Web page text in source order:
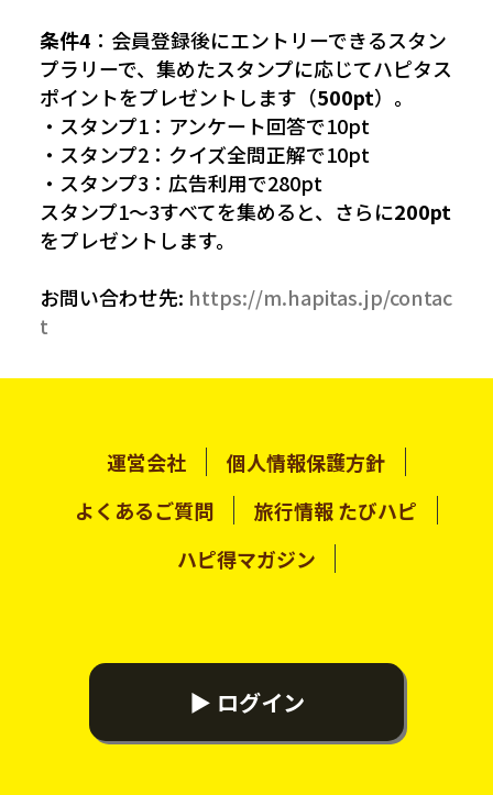
条件4 ：会員登録後にエントリーできるスタン
プラリーで、集めたスタンプに応じてハピタス
ポイントをプレゼントします（500pt）。
・スタンプ1：アンケート回答で10pt
・スタンプ2：クイズ全問正解で10pt
・スタンプ3：広告利用で280pt
スタンプ1〜3すべてを集めると、さらに200pt
をプレゼントします。
お問い合わせ先: https://m.hapitas.jp/contac
t
運営会社
個人情報保護方針
よくあるご質問
旅行情報 たびハピ
ハピ得マガジン
▶ ログイン